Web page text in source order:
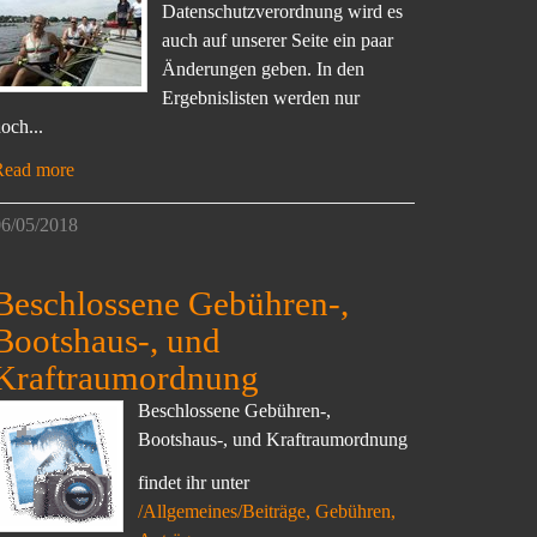
Datenschutzverordnung wird es
auch auf unserer Seite ein paar
Änderungen geben. In den
Ergebnislisten werden nur
more
05/2018
Gebühren-,
, und
Beschlossene Gebühren-,
Bootshaus-, und Kraftraumordnung
findet ihr unter
/Allgemeines/Beiträge, Gebühren,